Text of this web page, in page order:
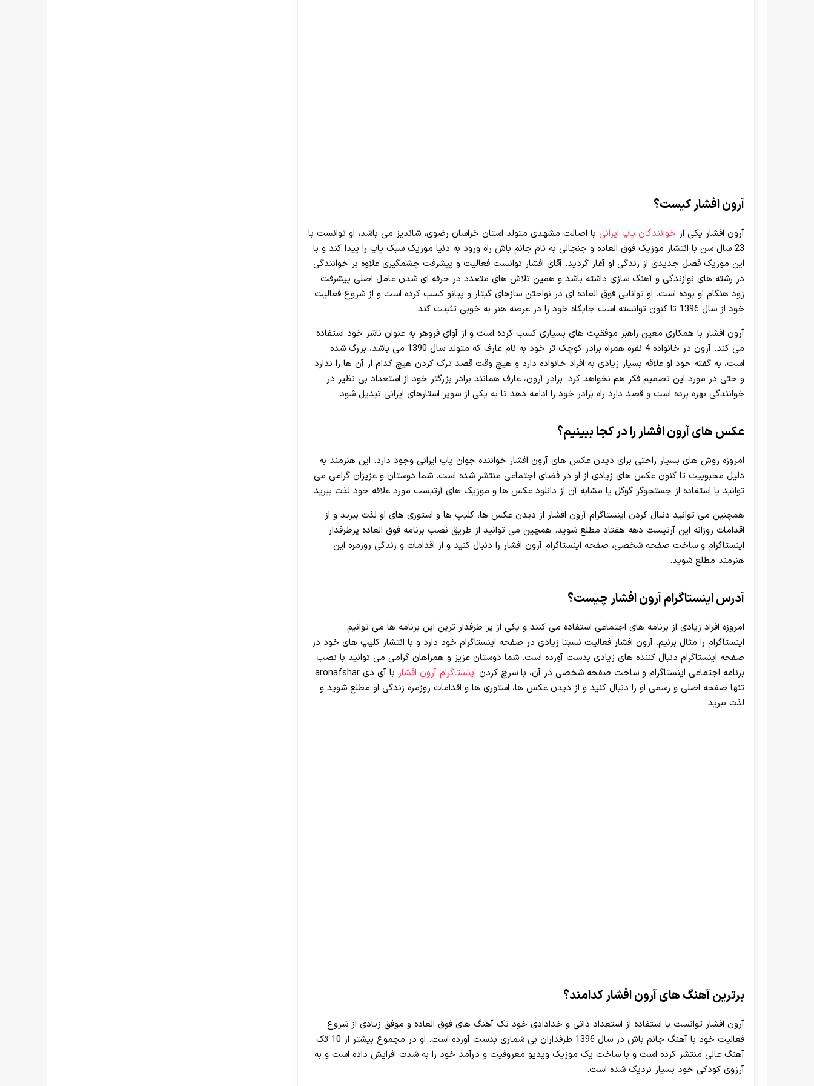
30 تا 50 درصد شارژ هدیه بیشتر فقط با ثبت نام در هات بت
آرون افشار کیست؟
آرون افشار یکی از خوانندگان پاپ ایرانی با اصالت مشهدی متولد استان خراسان رضوی، شاندیز می باشد، او توانست با
23 سال سن با انتشار موزیک فوق العاده و جنجالی به نام جانم باش راه ورود به دنیا موزیک سبک پاپ را پیدا کند و با
این موزیک فصل جدیدی از زندگی او آغاز گردید. آقای افشار توانست فعالیت و پیشرفت چشمگیری علاوه بر خوانندگی
در رشته های نوازندگی و آهنگ سازی داشته باشد و همین تلاش های متعدد در حرفه ای شدن عامل اصلی پیشرفت
زود هنگام او بوده است. او توانایی فوق العاده ای در نواختن سازهای گیتار و پیانو کسب کرده است و از شروع فعالیت
خود از سال 1396 تا کنون توانسته است جایگاه خود را در عرصه هنر به خوبی تثبیت کند.
آرون افشار با همکاری معین راهبر موفقیت های بسیاری کسب کرده است و از آوای فروهر به عنوان ناشر خود استفاده
می کند. آرون در خانواده 4 نفره همراه برادر کوچک تر خود به نام عارف که متولد سال 1390 می باشد، بزرگ شده
است، به گفته خود او علاقه بسیار زیادی به افراد خانواده دارد و هیچ وقت قصد ترک کردن هیچ کدام از آن ها را ندارد
و حتی در مورد این تصمیم فکر هم نخواهد کرد. برادر آرون، عارف همانند برادر بزرگتر خود از استعداد بی نظیر در
خوانندگی بهره برده است و قصد دارد راه برادر خود را ادامه دهد تا به یکی از سوپر استارهای ایرانی تبدیل شود.
عکس های آرون افشار را در کجا ببینیم؟
امروزه روش های بسیار راحتی برای دیدن عکس های آرون افشار خواننده جوان پاپ ایرانی وجود دارد. این هنرمند به
دلیل محبوبیت تا کنون عکس های زیادی از او در فضای اجتماعی منتشر شده است. شما دوستان و عزیزان گرامی می
توانید با استفاده از جستجوگر گوگل یا مشابه آن از دانلود عکس ها و موزیک های آرتیست مورد علاقه خود لذت ببرید.
همچنین می توانید دنبال کردن اینستاگرام آرون افشار از دیدن عکس ها، کلیپ ها و استوری های او لذت ببرید و از
اقدامات روزانه این آرتیست دهه هفتاد مطلع شوید. همچین می توانید از طریق نصب برنامه فوق العاده پرطرفدار
اینستاگرام و ساخت صفحه شخصی، صفحه اینستاگرام آرون افشار را دنبال کنید و از اقدامات و زندگی روزمره این
هنرمند مطلع شوید.
آدرس اینستاگرام آرون افشار چیست؟
امروزه افراد زیادی از برنامه های اجتماعی استفاده می کنند و یکی از پر طرفدار ترین این برنامه ها می توانیم
اینستاگرام را مثال بزنیم. آرون افشار فعالیت نسبتا زیادی در صفحه اینستاگرام خود دارد و با انتشار کلیپ های خود در
صفحه اینستاگرام دنبال کننده های زیادی بدست آورده است. شما دوستان عزیز و همراهان گرامی می توانید با نصب
برنامه اجتماعی اینستاگرام و ساخت صفحه شخصی در آن، با سرچ کردن اینستاگرام آرون افشار
با آی دی aronafshar
تنها صفحه اصلی و رسمی او را دنبال کنید و از دیدن عکس ها، استوری ها و اقدامات روزمره زندگی او مطلع شوید و
لذت ببرید.
برترین آهنگ های آرون افشار کدامند؟
آرون افشار توانست با استفاده از استعداد ذاتی و خدادادی خود تک آهنگ های فوق العاده و موفق زیادی از شروع
فعالیت خود با آهنگ جانم باش در سال 1396 طرفداران بی شماری بدست آورده است. او در مجموع بیشتر از 10 تک
آهنگ عالی منتشر کرده است و با ساخت یک موزیک ویدیو معروفیت و درآمد خود را به شدت افزایش داده است و به
آرزوی کودکی خود بسیار نزدیک شده است.